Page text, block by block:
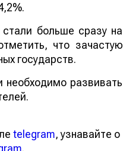
больше сразу на
что зачастую
государств.
развивать
telegram, узнавайте о
.